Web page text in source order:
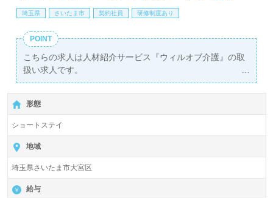
埼玉県 さいたま市 契約社員 研修制度あり
POINT
こちらの求人は人材紹介サービス『ウィルオブ介護』の取
扱い求人です。
詳細に関してお気軽にご相談ください♪
【無料】で皆さんの転職活動をサポートいたします。
形態
ショートステイ
地域
埼玉県さいたま市大宮区
給与